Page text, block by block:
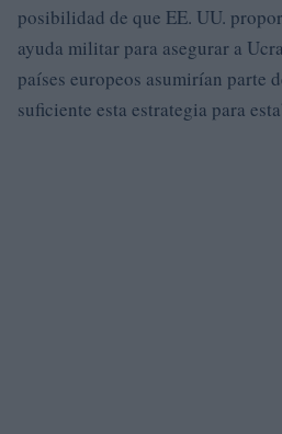
posibilidad de que EE. UU.
ayuda militar para asegurar a
países europeos asumirían parte
suficiente esta estrategia para